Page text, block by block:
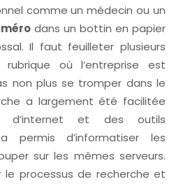
comme un médecin ou un
dans un bottin en papier
Il faut feuilleter plusieurs
où l’entreprise est
non plus se tromper dans le
a largement été facilitée
d’internet et des outils
permis d’informatiser les
sur les mêmes serveurs.
le processus de recherche et